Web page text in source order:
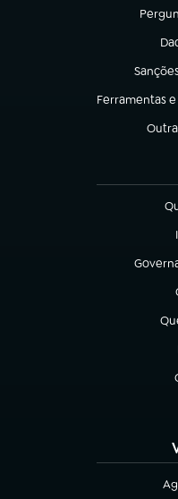
(abre
(abre
Ferramentas
(abre em nova
(abre
(abre